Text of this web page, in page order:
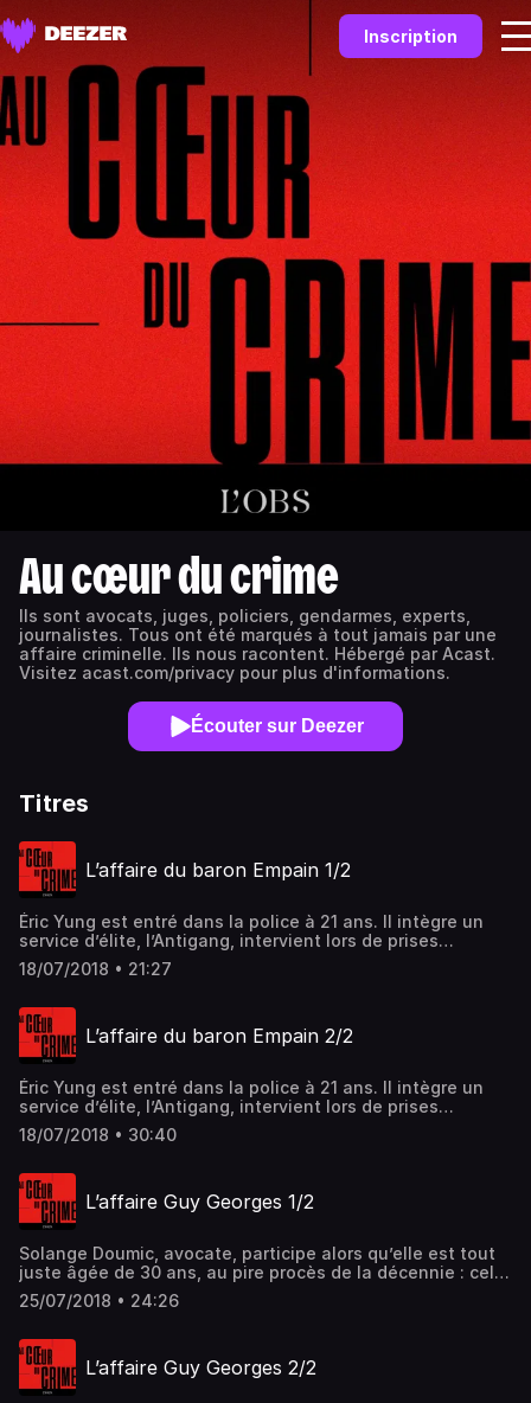
Inscription
Au cœur du crime
Ils sont avocats, juges, policiers, gendarmes, experts,
journalistes. Tous ont été marqués à tout jamais par une
affaire criminelle. Ils nous racontent. Hébergé par Acast.
Visitez acast.com/privacy pour plus d'informations.
Écouter sur Deezer
Titres
L’affaire du baron Empain 1/2
Éric Yung est entré dans la police à 21 ans. Il intègre un
service d’élite, l’Antigang, intervient lors de prises
d’otages sanglantes, surprend des braqueurs en flagrant
délit et interpelle les ravisseurs du Baron Empain. Il sera
de l’enquête sur le meurtre de Jean De Broglie. 1/2
Hébergé par Acast. Visitez acast.com/privacy pour plus
d'informations.
18/07/2018 • 21:27
L’affaire du baron Empain 2/2
Éric Yung est entré dans la police à 21 ans. Il intègre un
service d’élite, l’Antigang, intervient lors de prises
d’otages sanglantes, surprend des braqueurs en flagrant
délit et interpelle les ravisseurs du Baron Empain. Il sera
de l’enquête sur le meurtre de Jean De Broglie. 2/2
Hébergé par Acast. Visitez acast.com/privacy pour plus
d'informations.
18/07/2018 • 30:40
L’affaire Guy Georges 1/2
Solange Doumic, avocate, participe alors qu’elle est tout
juste âgée de 30 ans, au pire procès de la décennie : celui
du tueur en série Guy Georges poursuivi pour avoir tué
sept jeunes filles. Il nie farouchement. Par ses questions,
Hébergé par Acast. Visitez acast.com/privacy pour plus
d'informations.
25/07/2018 • 24:26
L’affaire Guy Georges 2/2